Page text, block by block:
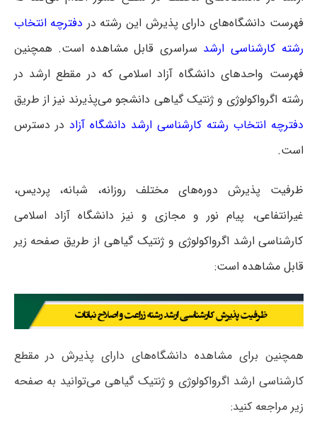
فهرست دانشگاه‌های دارای پذیرش این رشته در دفترچه انتخاب
رشته کارشناسی ارشد سراسری قابل مشاهده است. همچنین
فهرست واحدهای دانشگاه آزاد اسلامی که در مقطع ارشد در
رشته اﮔﺮواﻛﻮﻟﻮژی و ژنتیک ﮔﻴﺎهی دانشجو می‌پذیرند نیز از طریق
دفترچه انتخاب رشته کارشناسی ارشد دانشگاه آزاد در دسترس
است.
ظرفیت پذیرش دوره‌های مختلف روزانه، شبانه، پردیس،
غیرانتفاعی، پیام نور و مجازی و نیز دانشگاه آزاد اسلامی
کارشناسی ارشد اﮔﺮواﻛﻮﻟﻮژی و ژنتیک ﮔﻴﺎهی از طریق صفحه زیر
قابل مشاهده است:
همچنین برای مشاهده دانشگاه‌های دارای پذیرش در مقطع
کارشناسی ارشد اﮔﺮواﻛﻮﻟﻮژی و ژنتیک ﮔﻴﺎهی می‌توانید به صفحه
زیر مراجعه کنید: